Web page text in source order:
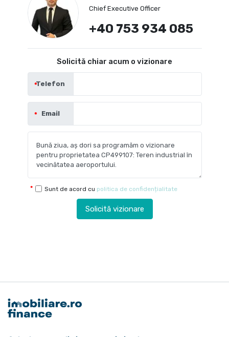
Chief Executive Officer
+40 753 934 085
Solicită chiar acum o vizionare
Telefon
Email
Sunt de acord cu politica de confidențialitate
Solicită vizionare